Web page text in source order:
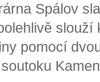
Spálov
slouží
pomocí